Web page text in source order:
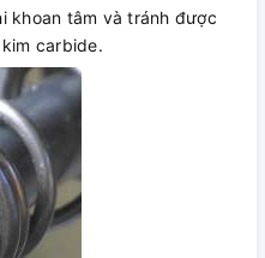
khoan tâm và tránh được
carbide.